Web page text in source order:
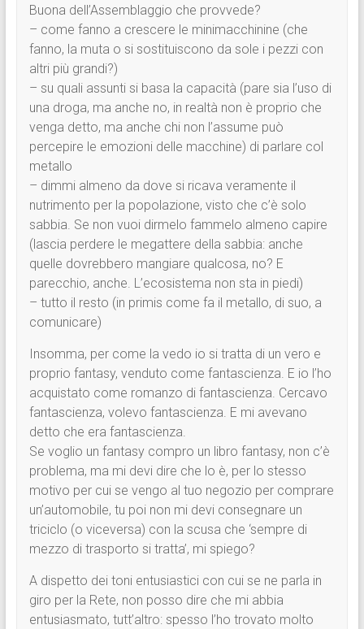
Buona dell’Assemblaggio che provvede?
– come fanno a crescere le minimacchinine (che
fanno, la muta o si sostituiscono da sole i pezzi con
altri più grandi?)
– su quali assunti si basa la capacità (pare sia l’uso di
una droga, ma anche no, in realtà non è proprio che
venga detto, ma anche chi non l’assume può
percepire le emozioni delle macchine) di parlare col
metallo
– dimmi almeno da dove si ricava veramente il
nutrimento per la popolazione, visto che c’è solo
sabbia. Se non vuoi dirmelo fammelo almeno capire
(lascia perdere le megattere della sabbia: anche
quelle dovrebbero mangiare qualcosa, no? E
parecchio, anche. L’ecosistema non sta in piedi)
– tutto il resto (in primis come fa il metallo, di suo, a
comunicare)
Insomma, per come la vedo io si tratta di un vero e
proprio fantasy, venduto come fantascienza. E io l’ho
acquistato come romanzo di fantascienza. Cercavo
fantascienza, volevo fantascienza. E mi avevano
detto che era fantascienza.
Se voglio un fantasy compro un libro fantasy, non c’è
problema, ma mi devi dire che lo è, per lo stesso
motivo per cui se vengo al tuo negozio per comprare
un’automobile, tu poi non mi devi consegnare un
triciclo (o viceversa) con la scusa che ‘sempre di
mezzo di trasporto si tratta’, mi spiego?
A dispetto dei toni entusiastici con cui se ne parla in
giro per la Rete, non posso dire che mi abbia
entusiasmato, tutt’altro: spesso l’ho trovato molto